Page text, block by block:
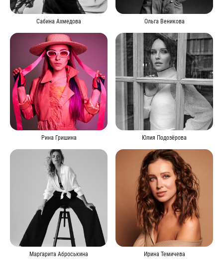
Сабина Ахмедова Ольга Веникова
Рина Гришина Юлия Подозёрова
Маргарита Аброськина Ирина Темичева